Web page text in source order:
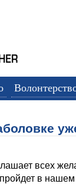
всех
в